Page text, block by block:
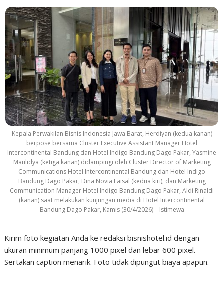
Kepala Perwakilan Bisnis Indonesia Jawa Barat, Herdiyan (kedua kanan)
berpose bersama Cluster Executive Assistant Manager Hotel
Intercontinental Bandung dan Hotel Indigo Bandung Dago Pakar, Yasmine
Maulidya (ketiga kanan) didampingi oleh Cluster Director of Marketing
Communications Hotel Intercontinental Bandung dan Hotel Indigo
Bandung Dago Pakar, Dina Novia Faisal (kedua kiri), dan Marketing
Communication Manager Hotel Indigo Bandung Dago Pakar, Aldi Rinaldi
(kanan) saat melakukan kunjungan media di Hotel Intercontinental
Bandung Dago Pakar, Kamis (30/4/2026) – Istimewa
Kirim foto kegiatan Anda ke redaksi bisnishotel.id dengan
ukuran minimum panjang 1000 pixel dan lebar 600 pixel.
Sertakan caption menarik. Foto tidak dipungut biaya apapun.